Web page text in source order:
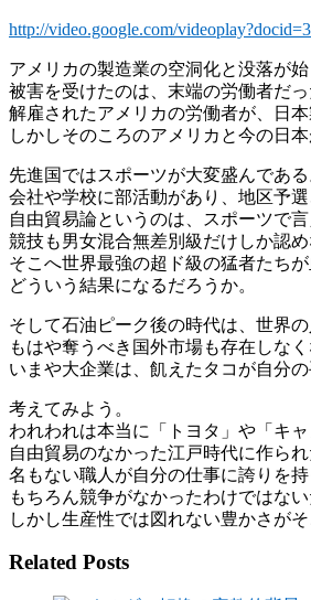
http://video.google.com/
アメリカの製造業の空洞化と没落が始
被害を受けたのは、末端の労働者だっ
解雇されたアメリカの労働者が、日
しかしそのころのアメリカと今の日
先進国ではスポーツが大変盛んである
会社や学校に部活動があり、地区予
自由貿易論というのは、スポーツで
競技も男女混合無差別級だけしか認め
そこへ世界最強の超ド級の猛者たち
どういう結果になるだろうか。
そして石油ピーク後の時代は、世界
もはや奪うべき国外市場も存在しなく
いまや大企業は、飢えたタコが自分
考えてみよう。
われわれは本当に「トヨタ」や「キ
自由貿易のなかった江戸時代に作ら
名もない職人が自分の仕事に誇りを
もちろん競争がなかったわけではない
しかし生産性では図れない豊かさが
Related Posts